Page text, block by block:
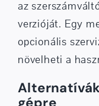
az
verzióját. Egy
opcionális
növelheti a
Alternatívák